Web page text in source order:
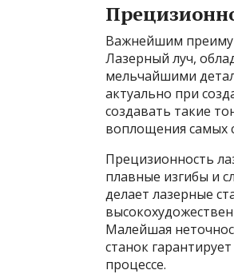
Важнейшим
Лазерный луч,
мельчайшими
актуально при
создавать такие
воплощения самых
Прецизионность
плавные изгибы и
делает лазерные
Малейшая
станок
процессе.